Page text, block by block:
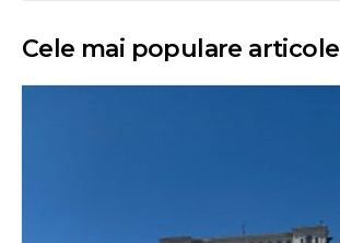
Cele mai populare articole